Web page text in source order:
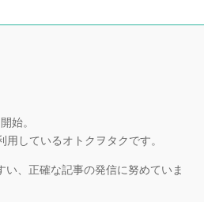
始。
しているオトクヲタクです。
、正確な記事の発信に努めていま